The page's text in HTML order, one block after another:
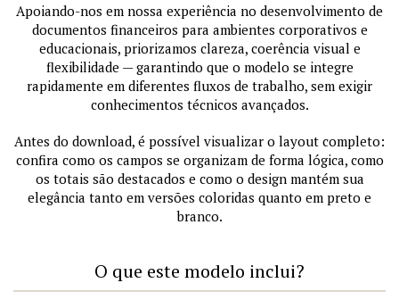
Apoiando-nos em nossa experiência no desenvolvimento de
documentos financeiros para ambientes corporativos e
educacionais, priorizamos clareza, coerência visual e
flexibilidade — garantindo que o modelo se integre
rapidamente em diferentes fluxos de trabalho, sem exigir
conhecimentos técnicos avançados.
Antes do download, é possível visualizar o layout completo:
confira como os campos se organizam de forma lógica, como
os totais são destacados e como o design mantém sua
elegância tanto em versões coloridas quanto em preto e
branco.
O que este modelo inclui?